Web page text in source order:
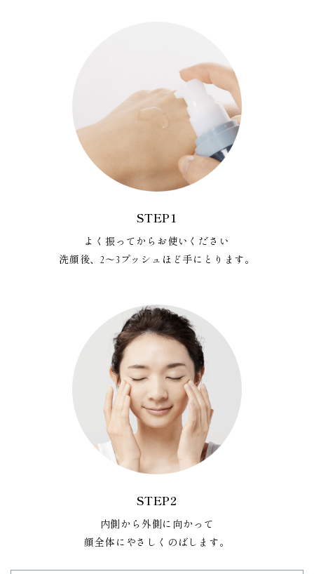
STEP1
よく振ってからお使いください
洗顔後、2～3プッシュほど手にとります。
STEP2
内側から外側に向かって
顔全体にやさしくのばします。